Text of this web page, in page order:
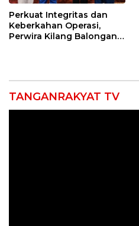
Perkuat Integritas dan
Keberkahan Operasi,
Perwira Kilang Balongan
TANGANRAKYAT TV